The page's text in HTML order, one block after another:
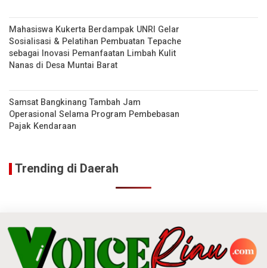
Mahasiswa Kukerta Berdampak UNRI Gelar
Sosialisasi & Pelatihan Pembuatan Tepache
sebagai Inovasi Pemanfaatan Limbah Kulit
Nanas di Desa Muntai Barat
Samsat Bangkinang Tambah Jam
Operasional Selama Program Pembebasan
Pajak Kendaraan
Trending di Daerah